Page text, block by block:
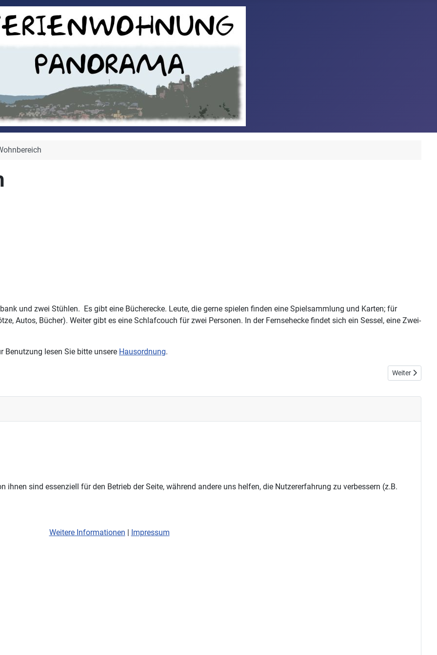
und zwei Stühlen. Es gibt eine Bücherecke. Leute, die gerne spielen finden eine Spielsammlung und Karten; für
Autos, Bücher). Weiter gibt es eine Schlafcouch für zwei Personen. In der Fernsehecke findet sich ein Sessel, eine Zwei-
Benutzung lesen Sie bitte unsere Hausordnung.
Nächster
Weiter
ihnen sind essenziell für den Betrieb der Seite, während andere uns helfen, die Nutzererfahrung zu verbessern (z.B.
Weitere Informationen | Impressum